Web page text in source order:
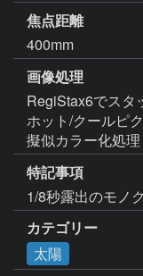
焦点距離
400mm
画像処理
RegiStax6でスタ
ホット/クールピ
擬似カラー化処理
特記事項
1/8秒露出のモノ
カテゴリー
太陽